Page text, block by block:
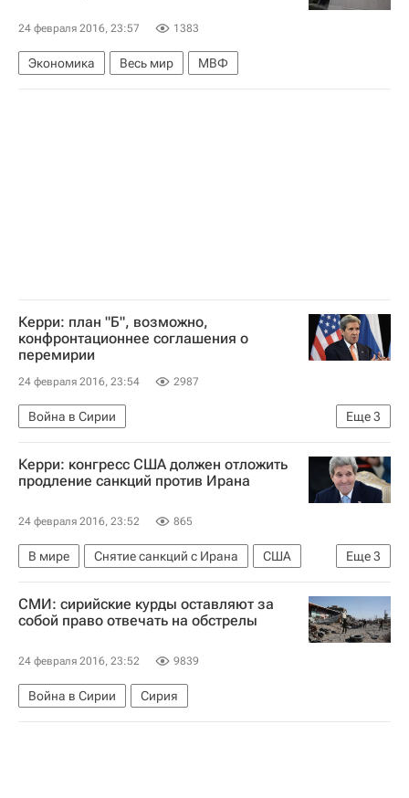
24 февраля 2016, 23:57 1383
Экономика Весь мир МВФ
Керри: план "Б", возможно,
конфронтационнее соглашения о
перемирии
24 февраля 2016, 23:54 2987
Еще3
Война в Сирии
Мирный процесс - Война в Сирии
Сирия
Джон Керри
Керри: конгресс США должен отложить
продление санкций против Ирана
24 февраля 2016, 23:52 865
Еще3
В мире Снятие санкций с Ирана
США
Иран
Джон Керри Конгресс США
СМИ: сирийские курды оставляют за
собой право отвечать на обстрелы
24 февраля 2016, 23:52 9839
Война в Сирии Сирия